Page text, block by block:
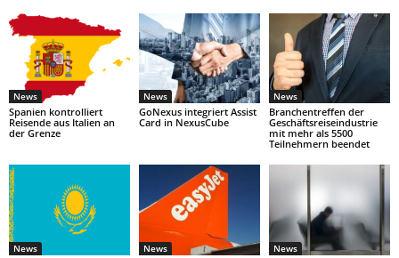
News
Spanien kontrolliert
Reisende aus Italien an
der Grenze
News
GoNexus integriert Assist
Card in NexusCube
News
Branchentreffen der
Geschäftsreiseindustrie
mit mehr als 5500
Teilnehmern beendet
News News News